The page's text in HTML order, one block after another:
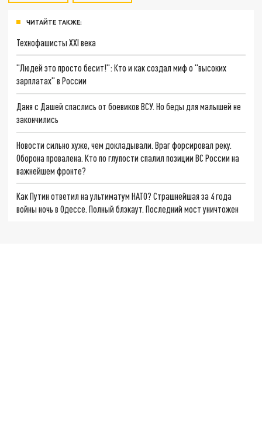
ЧИТАЙТЕ ТАКЖЕ:
Технофашисты XXI века
"Людей это просто бесит!": Кто и как создал миф о "высоких
зарплатах" в России
Даня с Дашей спаслись от боевиков ВСУ. Но беды для малышей не
закончились
Новости сильно хуже, чем докладывали. Враг форсировал реку.
Оборона провалена. Кто по глупости спалил позиции ВС России на
важнейшем фронте?
Как Путин ответил на ультиматум НАТО? Страшнейшая за 4 года
войны ночь в Одессе. Полный блэкаут. Последний мост уничтожен